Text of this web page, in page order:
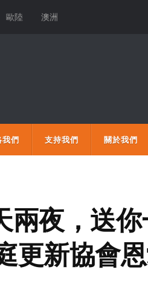
歐陸 澳洲
我們 支持我們 關於我們
兩夜，送
更新協會